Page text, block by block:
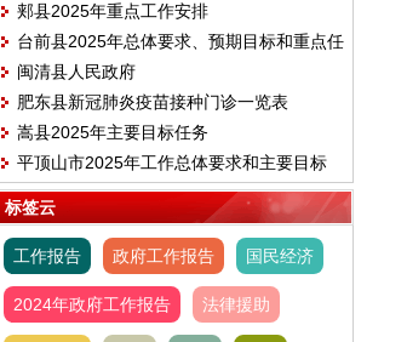
郏县2025年重点工作安排
台前县2025年总体要求、预期目标和重点任
务
闽清县人民政府
肥东县新冠肺炎疫苗接种门诊一览表
嵩县2025年主要目标任务
平顶山市2025年工作总体要求和主要目标
标签云
工作报告 政府工作报告 国民经济
2024年政府工作报告 法律援助